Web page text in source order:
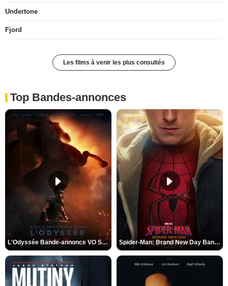
Undertone
Fjord
Les films à venir les plus consultés
Top Bandes-annonces
L'Odyssée Bande-annonce VO STFR Spider-Man: Brand New Day Bande-annonce VO STFR